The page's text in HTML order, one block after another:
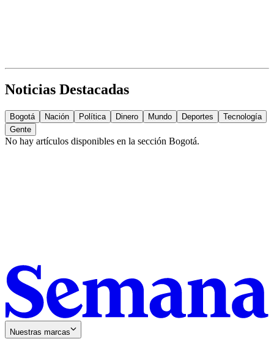
Noticias Destacadas
Bogotá Nación Política Dinero Mundo Deportes
Tecnología
Gente
No hay artículos disponibles en la sección Bogotá.
Nuestras marcas